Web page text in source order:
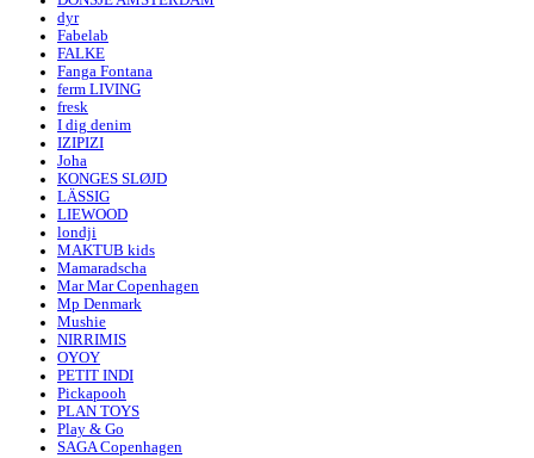
dyr
Fabelab
FALKE
Fanga Fontana
ferm LIVING
fresk
I dig denim
IZIPIZI
Joha
KONGES SLØJD
LÄSSIG
LIEWOOD
londji
MAKTUB kids
Mamaradscha
Mar Mar Copenhagen
Mp Denmark
Mushie
NIRRIMIS
OYOY
PETIT INDI
Pickapooh
PLAN TOYS
Play & Go
SAGA Copenhagen